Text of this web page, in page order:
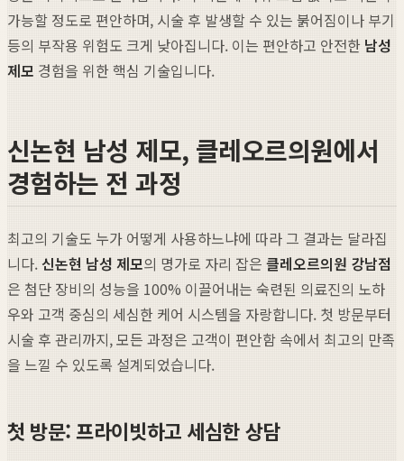
가능할 정도로 편안하며, 시술 후 발생할 수 있는 붉어짐이나 부기
등의 부작용 위험도 크게 낮아집니다. 이는 편안하고 안전한 남성
제모 경험을 위한 핵심 기술입니다.
신논현 남성 제모, 클레오르의원에서
경험하는 전 과정
최고의 기술도 누가 어떻게 사용하느냐에 따라 그 결과는 달라집
니다. 신논현 남성 제모의 명가로 자리 잡은 클레오르의원 강남점
은 첨단 장비의 성능을 100% 이끌어내는 숙련된 의료진의 노하
우와 고객 중심의 세심한 케어 시스템을 자랑합니다. 첫 방문부터
시술 후 관리까지, 모든 과정은 고객이 편안함 속에서 최고의 만족
을 느낄 수 있도록 설계되었습니다.
첫 방문: 프라이빗하고 세심한 상담